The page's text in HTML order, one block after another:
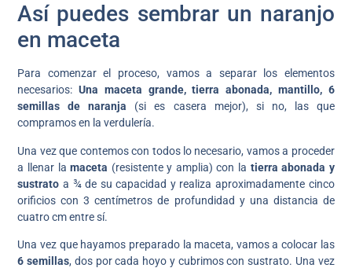
Así puedes sembrar un naranjo
en maceta
Para comenzar el proceso, vamos a separar los elementos
necesarios:Una maceta grande, tierra abonada, mantillo, 6
semillas de naranja (si es casera mejor), si no, las que
compramos en la verdulería.
Una vez que contemos con todos lo necesario, vamos a proceder
a llenar lamaceta (resistente y amplia) con la tierra abonada y
sustrato a ¾ de su capacidad y realiza aproximadamente cinco
orificios con 3 centímetros de profundidad y una distancia de
cuatro cm entre sí.
Una vez que hayamos preparado la maceta, vamos a colocar las
6 semillas, dos por cada hoyo y cubrimos con sustrato. Una vez